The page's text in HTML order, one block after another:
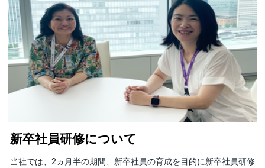
新卒社員研修について
当社では、2ヵ月半の期間、新卒社員の育成を目的に新卒社員研修